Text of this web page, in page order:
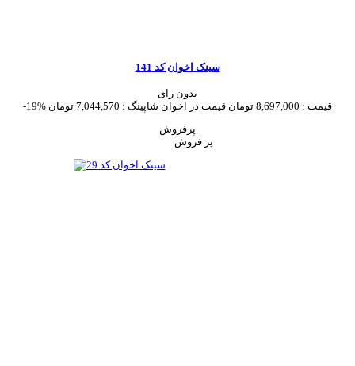
سینک اخوان کد 141
بدون رای
-19%
قیمت : 8,697,000 تومان قیمت در اخوان شاپینگ : 7,044,570 تومان
پرفروش